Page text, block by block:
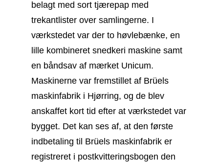
belagt med sort tjærepap med
trekantlister over samlingerne. I
værkstedet var der to høvlebænke, en
lille kombineret snedkeri maskine samt
en båndsav af mærket Unicum.
Maskinerne var fremstillet af Brüels
maskinfabrik i Hjørring, og de blev
anskaffet kort tid efter at værkstedet var
bygget. Det kan ses af, at den første
indbetaling til Brüels maskinfabrik er
registreret i postkvitteringsbogen den